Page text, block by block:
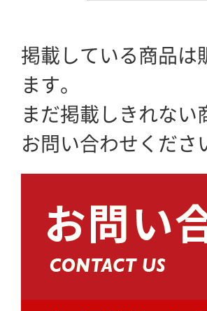
掲載している商品は
ます。
まだ掲載しきれない
お問い合わせくださ